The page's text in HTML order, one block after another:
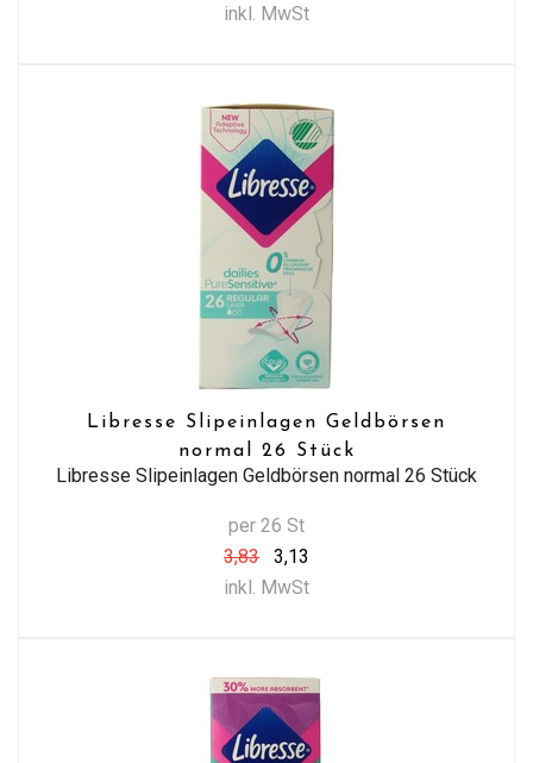
inkl. MwSt
Libresse Slipeinlagen Geldbörsen
normal 26 Stück
Libresse Slipeinlagen Geldbörsen normal 26 Stück
per 26 St
3,83
3,13
inkl. MwSt